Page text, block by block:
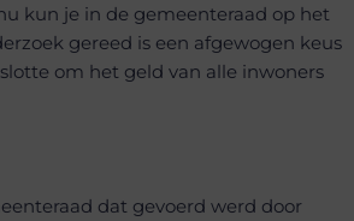
kun je in de gemeenteraad op het
gereed is een afgewogen keus
om het geld van alle inwoners
dat gevoerd werd door